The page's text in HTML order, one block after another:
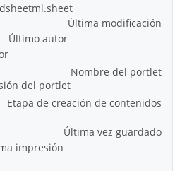
Última modificación
Último autor
Nombre del portlet
del portlet
Etapa de creación de contenidos
Última vez guardado
impresión